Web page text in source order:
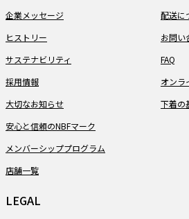
企業メッセージ
ヒストリー
サステナビリティ
採用情報
大切なお知らせ
安心と信頼のNBFマーク
メンバーシッププログラム
店舗一覧
配送に
お問い
FAQ
オンラ
下着の
LEGAL